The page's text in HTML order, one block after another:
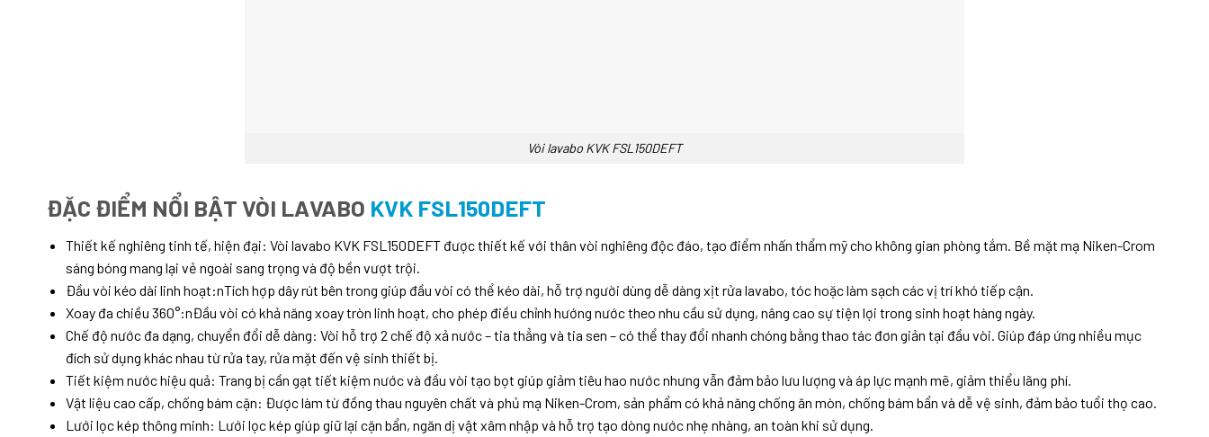
Vòi lavabo KVK FSL150DEFT
ĐẶC ĐIỂM NỔI BẬT VÒI LAVABO KVK FSL150DEFT
Thiết kế nghiêng tinh tế, hiện đại: Vòi lavabo KVK FSL150DEFT được thiết kế với thân vòi nghiêng độc đáo, tạo điểm nhấn thẩm mỹ cho không gian phòng tắm. Bề mặt mạ Niken-Crom
sáng bóng mang lại vẻ ngoài sang trọng và độ bền vượt trội.
Đầu vòi kéo dài linh hoạt:nTích hợp dây rút bên trong giúp đầu vòi có thể kéo dài, hỗ trợ người dùng dễ dàng xịt rửa lavabo, tóc hoặc làm sạch các vị trí khó tiếp cận.
Xoay đa chiều 360°:nĐầu vòi có khả năng xoay tròn linh hoạt, cho phép điều chỉnh hướng nước theo nhu cầu sử dụng, nâng cao sự tiện lợi trong sinh hoạt hàng ngày.
Chế độ nước đa dạng, chuyển đổi dễ dàng: Vòi hỗ trợ 2 chế độ xả nước – tia thẳng và tia sen – có thể thay đổi nhanh chóng bằng thao tác đơn giản tại đầu vòi. Giúp đáp ứng nhiều mục
đích sử dụng khác nhau từ rửa tay, rửa mặt đến vệ sinh thiết bị.
Tiết kiệm nước hiệu quả: Trang bị cần gạt tiết kiệm nước và đầu vòi tạo bọt giúp giảm tiêu hao nước nhưng vẫn đảm bảo lưu lượng và áp lực mạnh mẽ, giảm thiểu lãng phí.
Vật liệu cao cấp, chống bám cặn: Được làm từ đồng thau nguyên chất và phủ mạ Niken-Crom, sản phẩm có khả năng chống ăn mòn, chống bám bẩn và dễ vệ sinh, đảm bảo tuổi thọ cao.
Lưới lọc kép thông minh: Lưới lọc kép giúp giữ lại cặn bẩn, ngăn dị vật xâm nhập và hỗ trợ tạo dòng nước nhẹ nhàng, an toàn khi sử dụng.